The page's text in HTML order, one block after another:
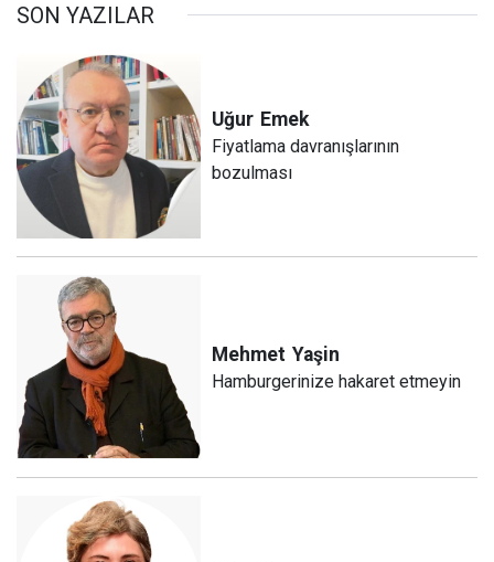
SON YAZILAR
Uğur Emek
Fiyatlama davranışlarının
bozulması
Mehmet Yaşin
Hamburgerinize hakaret etmeyin